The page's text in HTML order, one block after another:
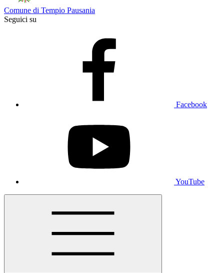
Comune di Tempio Pausania
Seguici su
Facebook
YouTube